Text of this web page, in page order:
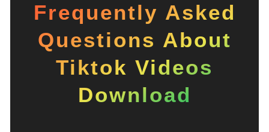
Frequently Asked
Questions About
Tiktok Videos
Download